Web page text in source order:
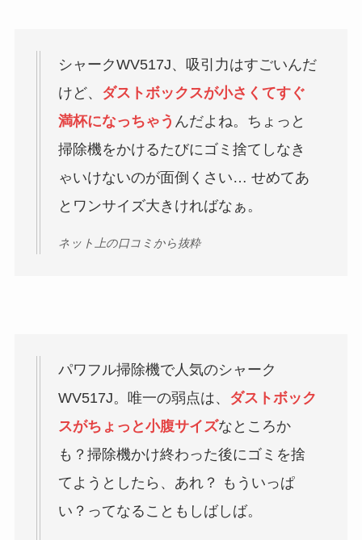
シャークWV517J、吸引力はすごいんだ
けど、 ダストボックスが小さくてすぐ
満杯になっちゃう んだよね。ちょっと
掃除機をかけるたびにゴミ捨てしなき
ゃいけないのが面倒くさい… せめてあ
とワンサイズ大きければなぁ。
ネット上の口コミから抜粋
パワフル掃除機で人気のシャーク
WV517J。唯一の弱点は、 ダストボック
スがちょっと小腹サイズなところか
も？掃除機かけ終わった後にゴミを捨
てようとしたら、あれ？ もういっぱ
い？ってなることもしばしば。